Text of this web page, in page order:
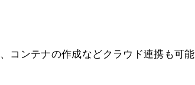
コンテナの作成などクラウド連携も可能